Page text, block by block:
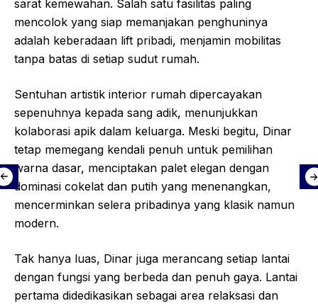
sarat kemewahan. Salah satu fasilitas paling
mencolok yang siap memanjakan penghuninya
adalah keberadaan lift pribadi, menjamin mobilitas
tanpa batas di setiap sudut rumah.
Sentuhan artistik interior rumah dipercayakan
sepenuhnya kepada sang adik, menunjukkan
kolaborasi apik dalam keluarga. Meski begitu, Dinar
tetap memegang kendali penuh untuk pemilihan
warna dasar, menciptakan palet elegan dengan
dominasi cokelat dan putih yang menenangkan,
mencerminkan selera pribadinya yang klasik namun
modern.
Tak hanya luas, Dinar juga merancang setiap lantai
dengan fungsi yang berbeda dan penuh gaya. Lantai
pertama didedikasikan sebagai area relaksasi dan